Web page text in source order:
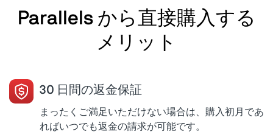
Parallels から直接購入する
メリット
30 日間の返金保証
まったくご満足いただけない場合は、購入初月であ
ればいつでも返金の請求が可能です。